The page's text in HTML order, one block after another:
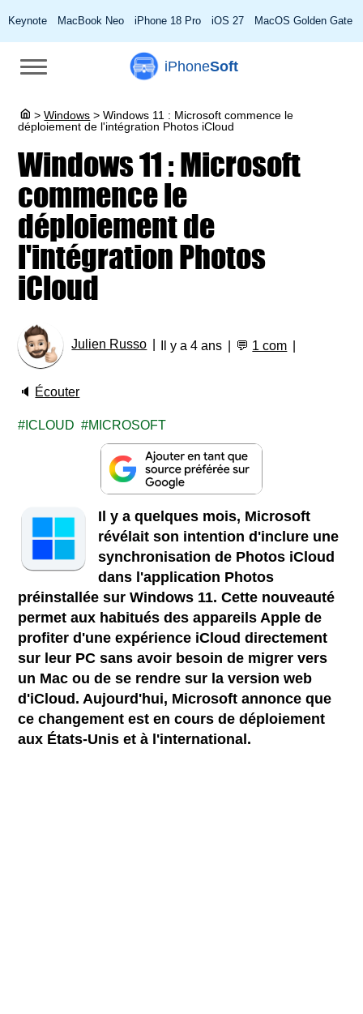
Keynote MacBook Neo iPhone 18 Pro iOS 27 MacOS Golden Gate
iPhoneSoft
> Windows > Windows 11 : Microsoft commence le
déploiement de l'intégration Photos iCloud
Windows 11 : Microsoft
commence le
déploiement de
l'intégration Photos
iCloud
Julien Russo Il y a 4 ans 💬 1 com
🔈 Écouter
ICLOUD MICROSOFT
Il y a quelques mois, Microsoft
révélait son intention d'inclure une
synchronisation de Photos iCloud
dans l'application Photos
préinstallée sur Windows 11. Cette nouveauté
permet aux habitués des appareils Apple de
profiter d'une expérience iCloud directement
sur leur PC sans avoir besoin de migrer vers
un Mac ou de se rendre sur la version web
d'iCloud. Aujourd'hui, Microsoft annonce que
ce changement est en cours de déploiement
aux États-Unis et à l'international.